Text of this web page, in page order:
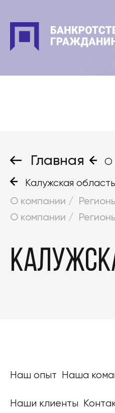
Главная О
Калужская область
О компании /
О компании /
Наш опыт Наша
Наши клиенты